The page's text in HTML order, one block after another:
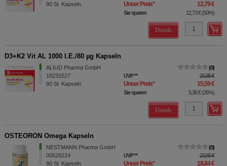
90 St Kapseln Unser Preis* 12,79 €
Sie sparen 12,73 €(50%)
Details
D3+K2 Vit AL 1000 I.E./80 µg Kapseln
ALIUD Pharma GmbH
18231527
90 St Kapseln
0
UVP** 20,95 €
Unser Preis* 15,59 €
Sie sparen 5,36 €(26%)
Details
OSTEORON Omega Kapseln
NESTMANN Pharma GmbH
00628224
90 St Kapseln
0
UVP** 23,55 €
Unser Preis* 18,84 €